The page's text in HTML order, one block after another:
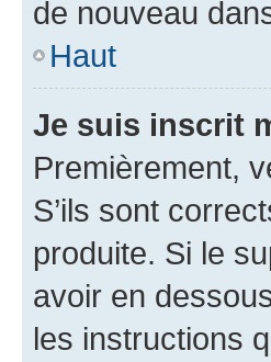
de nouveau
Haut
Je suis inscrit
Premièrement,
S’ils sont
produite. Si le
avoir en
les instructions